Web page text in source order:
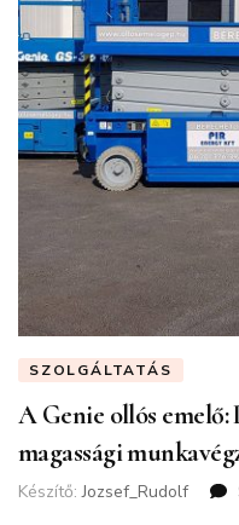
SZOLGÁLTATÁS
A Genie ollós emelő:
magassági
Készítő:Jozsef_Rudolf